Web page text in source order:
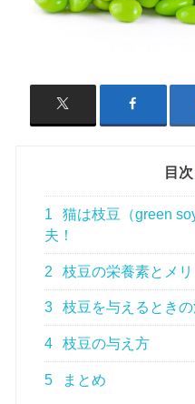
目次
1
猫は枝豆（green
夫！
2 枝豆の栄養素とメリ
3 枝豆を与えるとき
4 枝豆の与え方
5 まとめ